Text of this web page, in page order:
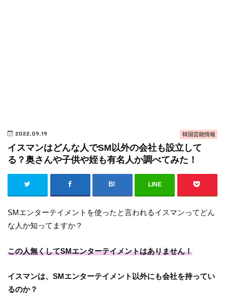
韓国芸能情報
2022.09.19
イスマンはどんな人でSM以外の会社も設立して
る？奥さんや子供や姪も有名人か調べてみた！
LINE
SMエンターテイメントを使ったと言われるイスマンってどん
な人か知ってますか？
この人無くしてSMエンターテイメントはありません！
イスマンは、SMエンターテイメント以外にも会社を持ってい
るのか？